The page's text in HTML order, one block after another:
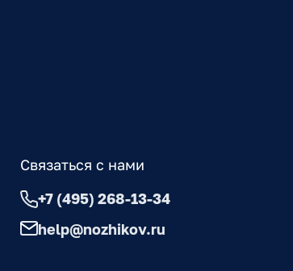
Связаться с нами
+7 (495) 268-13-34
help@nozhikov.ru